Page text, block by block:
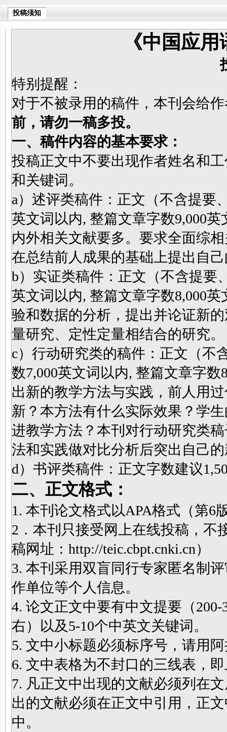
投稿须知
《中国应
特别提醒：
对于不被录用的稿件，本刊会给
前，请勿一稿多投。
一、稿件内容的基本要求：
投稿正文中不要出现作者姓名和
和关键词。
a）述评类稿件：正文（不含提要
英文词以内, 整篇文章字数9,000
内外相关文献要多。要求全面综
在总结前人成果的基础上提出自
b）实证类稿件：正文（不含提要
英文词以内, 整篇文章字数8,000
验和数据的分析，提出并论证新
量研究、定性定量相结合的研究。
c）行动研究类的稿件：正文（不
数7,000英文词以内, 整篇文章字
出新的教学方法与实践，前人用
新？本方法有什么实际效果？学
进教学方法？本刊对行动研究类
法和实践做对比分析后突出自己
d）书评类稿件：正文字数建议
二、正文格式：
1. 本刊论文格式以APA格式（第6
2．本刊只接受网上在线投稿，不
稿网址：http://teic.cbpt.cnki.cn）
3. 本刊采用双盲同行专家匿名制
作单位等个人信息。
4. 论文正文中要有中文提要（
右）以及5-10个中英文关键词。
5. 文中小标题必须标序号，请用
6. 文中表格为不封口的三线表，
7. 凡正文中出现的文献必须列在
出的文献必须在正文中引用，正
中。